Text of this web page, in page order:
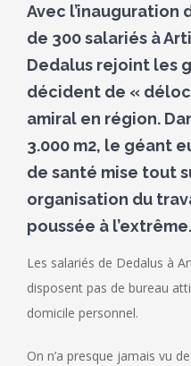
Avec l’inauguration
de 300 salariés à
Dedalus rejoint les
décident de «
amiral en région.
3.000 m2, le géant
de santé mise tout
organisation du
poussée à l’extrême.
Les salariés de Dedalus à
disposent pas de bureau
domicile personnel.
On n’a presque jamais vu